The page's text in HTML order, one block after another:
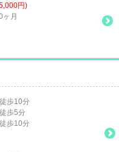
円)
ヶ月
歩10分
歩5分
歩10分